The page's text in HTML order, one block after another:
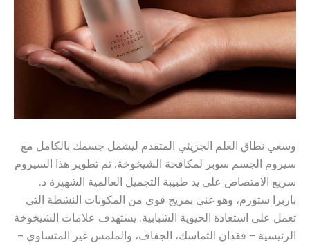
وسعي نطاق العلم الجزيئي المتقدم ليشمل جسمك بالكامل مع
سيروم الجسم سوبر لمكافحة الشيخوخة. تم تطوير هذا السيروم
سريع الامتصاص على يد طبيبة التجميل العالمية الشهيرة د.
باربرا ستورم، وهو غني بمزيج قوي من المكونات النشطة التي
تعمل على استعادة الحيوية الشبابية. يستهدف علامات الشيخوخة
الرئيسية – فقدان التماسك، الجفاف، والملمس غير المتساوي –